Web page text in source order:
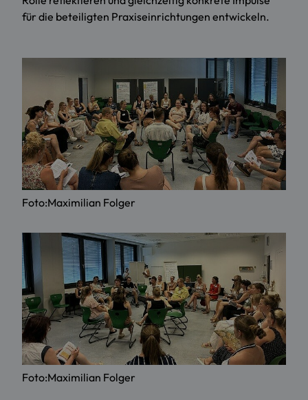
für die beteiligten Praxiseinrichtungen entwickeln.
Foto:Maximilian Folger
Foto:Maximilian Folger